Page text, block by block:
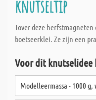
knutseltip
Tover deze
boetseerklei. Ze zijn een
Voor dit knutselidee
Modelleermassa - 1000 g,